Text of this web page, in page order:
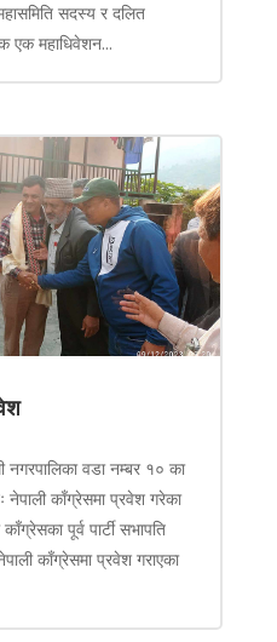
सदस्य र दलित
एक महाधिवेशन...
नगरपालिका वडा नम्बर १० का
नेपाली काँग्रेसमा प्रवेश गरेका
पूर्व पार्टी सभापति
काँग्रेसमा प्रवेश गराएका